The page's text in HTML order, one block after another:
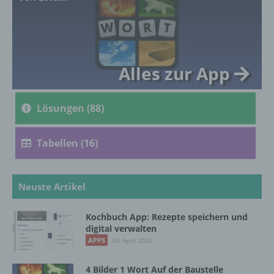
Alles zur App
Lösungen (88)
Tabellen (16)
Neuste Artikel
Kochbuch App: Rezepte speichern und
digital verwalten
APPS 03. April 2025
4 Bilder 1 Wort Auf der Baustelle
genetischen, psychischen, wirtschaftlichen,
kulturellen oder sozialen Identität dieser
natürlichen Person sind, identifiziert werden
b) betroffene Person
Betroffene Person ist jede identifizierte oder
identifizierbare natürliche Person, deren
personenbezogene Daten von dem für die
Verarbeitung ist jeder mit oder ohne Hilfe
automatisierter Verfahren ausgeführte